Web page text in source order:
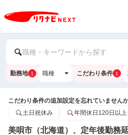
職種・キーワードから探す
勤務地 1 職種 こだわり条件 1
こだわり条件の追加設定を忘れていません
土日祝休み
年間休日120日以上
美唄市（北海道）、定年後勤務